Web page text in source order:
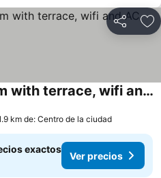
Compartir
Gaviota Suite 3 - Room with terrace, wifi and AC
km de: Centro de la ciudad
exactos
Ver precios